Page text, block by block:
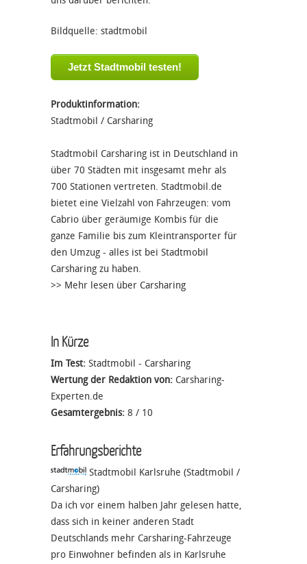
Bildquelle: stadtmobil
Jetzt Stadtmobil testen!
Produktinformation:
Stadtmobil / Carsharing
Stadtmobil Carsharing ist in Deutschland in
über 70 Städten mit insgesamt mehr als
700 Stationen vertreten. Stadtmobil.de
bietet eine Vielzahl von Fahrzeugen: vom
Cabrio über geräumige Kombis für die
ganze Familie bis zum Kleintransporter für
den Umzug - alles ist bei Stadtmobil
Carsharing zu haben.
>> Mehr lesen über Carsharing
In Kürze
Im Test: Stadtmobil - Carsharing
Wertung der Redaktion von: Carsharing-
Experten.de
Gesamtergebnis: 8 / 10
Erfahrungsberichte
Stadtmobil Karlsruhe (Stadtmobil /
Carsharing)
Da ich vor einem halben Jahr gelesen hatte,
dass sich in keiner anderen Stadt
Deutschlands mehr Carsharing-Fahrzeuge
pro Einwohner befinden als in Karlsruhe